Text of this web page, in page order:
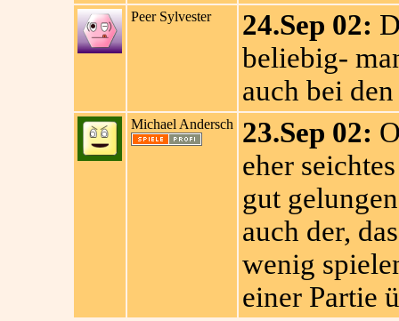
Peer Sylvester 24.Sep 02:
beliebig-
auch bei
Michael Andersch 23.Sep 02:
eher
gut
auch der,
wenig
einer Partie